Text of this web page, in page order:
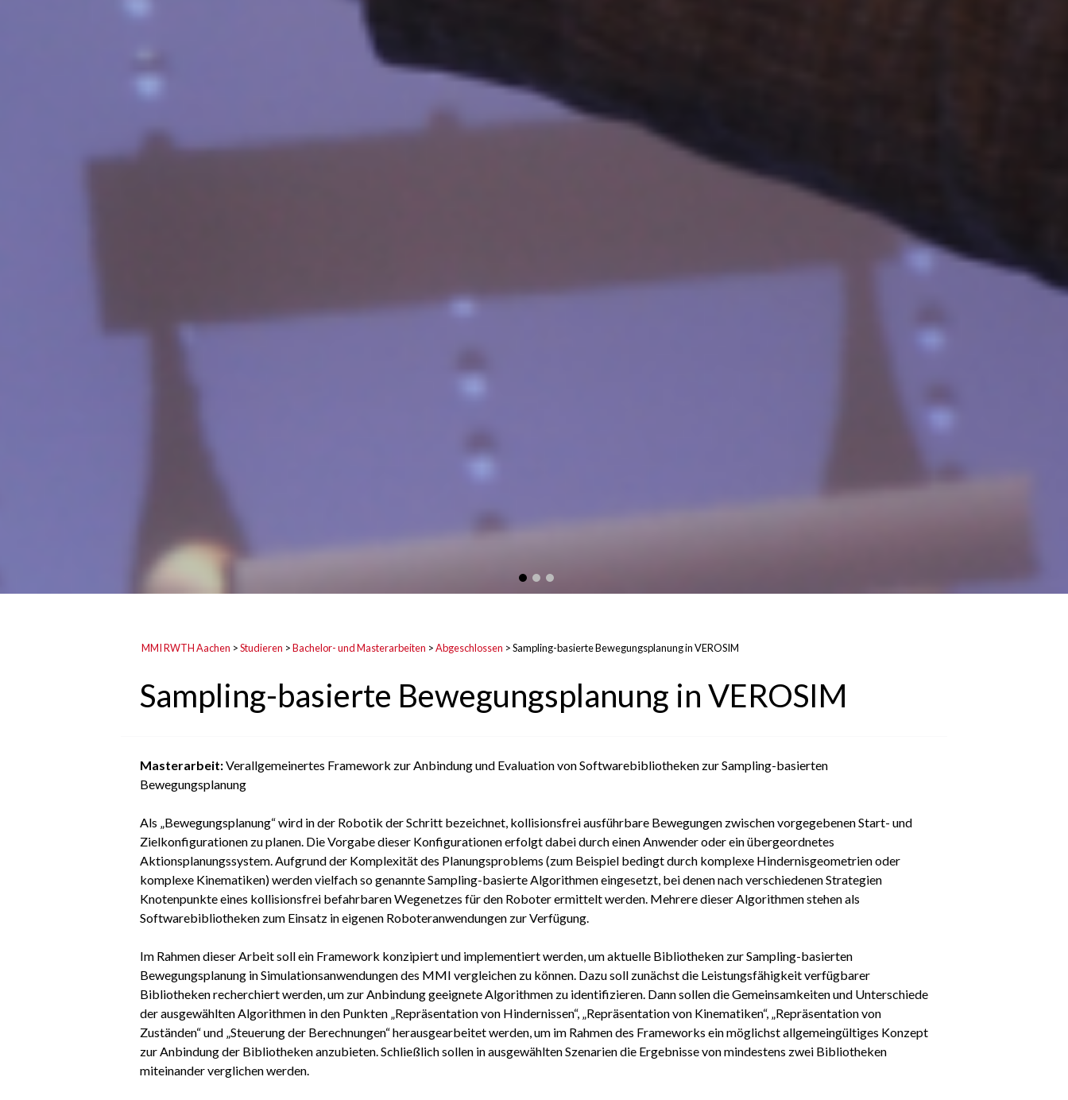
MMI RWTH Aachen >Studieren >Bachelor- und Masterarbeiten >Abgeschlossen >Sampling-basierte Bewegungsplanung in VEROSIM
Sampling-basierte Bewegungsplanung in VEROSIM
Masterarbeit:Verallgemeinertes Framework zur Anbindung und Evaluation von Softwarebibliotheken zur Sampling-basierten
Bewegungsplanung
Als „Bewegungsplanung“ wird in der Robotik der Schritt bezeichnet, kollisionsfrei ausführbare Bewegungen zwischen vorgegebenen Start- und
Zielkonfigurationen zu planen. Die Vorgabe dieser Konfigurationen erfolgt dabei durch einen Anwender oder ein übergeordnetes
Aktionsplanungssystem. Aufgrund der Komplexität des Planungsproblems (zum Beispiel bedingt durch komplexe Hindernisgeometrien oder
komplexe Kinematiken) werden vielfach so genannte Sampling-basierte Algorithmen eingesetzt, bei denen nach verschiedenen Strategien
Knotenpunkte eines kollisionsfrei befahrbaren Wegenetzes für den Roboter ermittelt werden. Mehrere dieser Algorithmen stehen als
Softwarebibliotheken zum Einsatz in eigenen Roboteranwendungen zur Verfügung.
Im Rahmen dieser Arbeit soll ein Framework konzipiert und implementiert werden, um aktuelle Bibliotheken zur Sampling-basierten
Bewegungsplanung in Simulationsanwendungen des MMI vergleichen zu können. Dazu soll zunächst die Leistungsfähigkeit verfügbarer
Bibliotheken recherchiert werden, um zur Anbindung geeignete Algorithmen zu identifizieren. Dann sollen die Gemeinsamkeiten und Unterschiede
der ausgewählten Algorithmen in den Punkten „Repräsentation von Hindernissen“, „Repräsentation von Kinematiken“, „Repräsentation von
Zuständen“ und „Steuerung der Berechnungen“ herausgearbeitet werden, um im Rahmen des Frameworks ein möglichst allgemeingültiges Konzept
zur Anbindung der Bibliotheken anzubieten. Schließlich sollen in ausgewählten Szenarien die Ergebnisse von mindestens zwei Bibliotheken
miteinander verglichen werden.